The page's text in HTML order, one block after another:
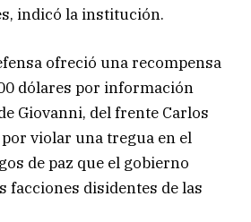
indicó la institución.
ofreció una recompensa
dólares por información
Giovanni, del frente Carlos
violar una tregua en el
de paz que el gobierno
facciones disidentes de las